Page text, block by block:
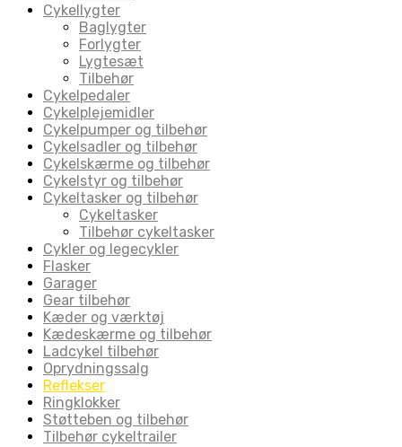
Cykellygter
Baglygter
Forlygter
Lygtesæt
Tilbehør
Cykelpedaler
Cykelplejemidler
Cykelpumper og tilbehør
Cykelsadler og tilbehør
Cykelskærme og tilbehør
Cykelstyr og tilbehør
Cykeltasker og tilbehør
Cykeltasker
Tilbehør cykeltasker
Cykler og legecykler
Flasker
Garager
Gear tilbehør
Kæder og værktøj
Kædeskærme og tilbehør
Ladcykel tilbehør
Oprydningssalg
Reflekser
Ringklokker
Støtteben og tilbehør
Tilbehør cykeltrailer